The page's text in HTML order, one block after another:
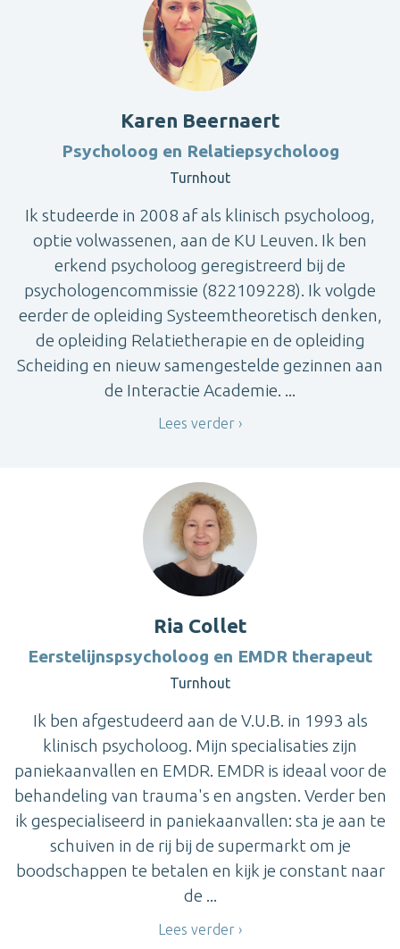
Karen Beernaert
Psycholoog en Relatiepsycholoog
Turnhout
Ik studeerde in 2008 af als klinisch psycholoog,
optie volwassenen, aan de KU Leuven. Ik ben
erkend psycholoog geregistreerd bij de
psychologencommissie (822109228). Ik volgde
eerder de opleiding Systeemtheoretisch denken,
de opleiding Relatietherapie en de opleiding
Scheiding en nieuw samengestelde gezinnen aan
de Interactie Academie. ...
Lees verder
Ria Collet
Eerstelijnspsycholoog en EMDR therapeut
Turnhout
Ik ben afgestudeerd aan de V.U.B. in 1993 als
klinisch psycholoog. Mijn specialisaties zijn
paniekaanvallen en EMDR. EMDR is ideaal voor de
behandeling van trauma's en angsten. Verder ben
ik gespecialiseerd in paniekaanvallen: sta je aan te
schuiven in de rij bij de supermarkt om je
boodschappen te betalen en kijk je constant naar
de ...
Lees verder